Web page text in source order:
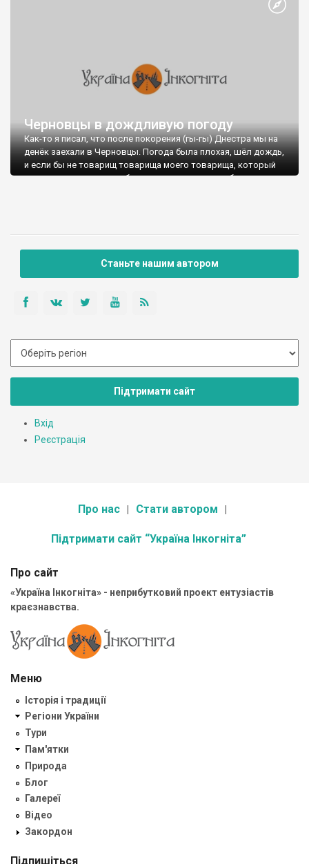
От Киева до Черновцов ходит № 627 (отправление в 18.36,
Черновцы в дождливую погоду
Как-то я писал, что после покорения (гы-гы) Днестра мы на
денёк заехали в Черновцы. Погода была плохая, шёл дождь,
и если бы не товарищ товарища моего товарища, который
провел для нас автомобильную экскурсию, мы бы там
Не знаю, как там внутри, но снаружи...:
Станьте нашим автором
Підтримати сайт
Вхід
Реєстрація
Про нас Стати автором
Підтримати сайт “Україна Інкогніта”
Про сайт
«Україна Інкогніта» - неприбутковий проект ентузіастів
краєзнавства.
Меню
Історія і традиції
Регіони України
Тури
Пам'ятки
Природа
Блог
Галереї
Відео
Закордон
Підпишіться